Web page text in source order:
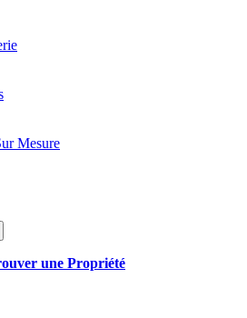
Mesure
une Propriété